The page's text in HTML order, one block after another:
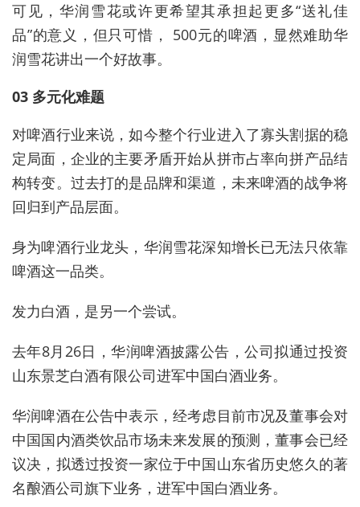
可见，华润雪花或许更希望其承担起更多“送礼佳
品”的意义，但只可惜， 500元的啤酒，显然难助华
润雪花讲出一个好故事。
03 多元化难题
对啤酒行业来说，如今整个行业进入了寡头割据的稳
定局面，企业的主要矛盾开始从拼市占率向拼产品结
构转变。过去打的是品牌和渠道，未来啤酒的战争将
回归到产品层面。
身为啤酒行业龙头，华润雪花深知增长已无法只依靠
啤酒这一品类。
发力白酒，是另一个尝试。
去年8月26日，华润啤酒披露公告，公司拟通过投资
山东景芝白酒有限公司进军中国白酒业务。
华润啤酒在公告中表示，经考虑目前市况及董事会对
中国国内酒类饮品市场未来发展的预测，董事会已经
议决，拟透过投资一家位于中国山东省历史悠久的著
名酿酒公司旗下业务，进军中国白酒业务。